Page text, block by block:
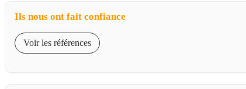
Ils nous ont fait confiance
Voir les références